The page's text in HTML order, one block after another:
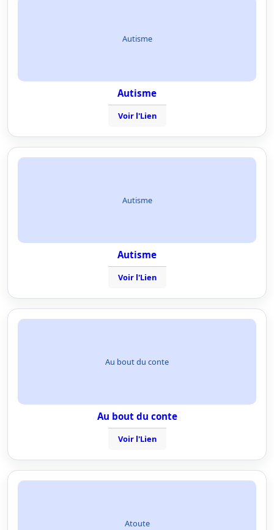
Autisme
Autisme
Voir l'Lien
Autisme
Autisme
Voir l'Lien
Au bout du conte
Au bout du conte
Voir l'Lien
Atoute